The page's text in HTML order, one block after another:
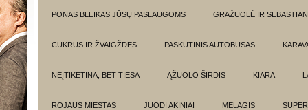
PONAS BLEIKAS JŪSŲ PASLAUGOMS GRAŽUOLĖ IR
CUKRUS IR ŽVAIGŽDĖS PASKUTINIS AUTOBUSAS
NEĮTIKĖTINA, BET TIESA ĄŽUOLO ŠIRDIS KIARA
ROJAUS MIESTAS JUODI AKINIAI MELAGIS